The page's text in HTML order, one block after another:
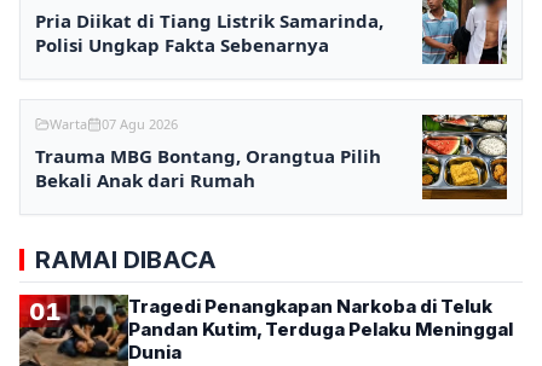
Pria Diikat di Tiang Listrik Samarinda,
Polisi Ungkap Fakta Sebenarnya
Warta 07 Agu 2026
Trauma MBG Bontang, Orangtua Pilih
Bekali Anak dari Rumah
RAMAI DIBACA
01
Tragedi Penangkapan Narkoba di Teluk
Pandan Kutim, Terduga Pelaku Meninggal
Dunia